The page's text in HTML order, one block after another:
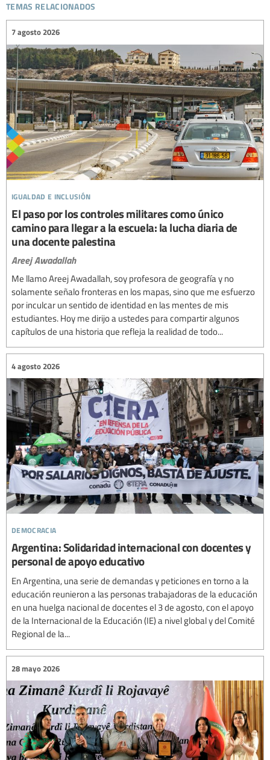
temas relacionados
igualdad e inclusión
7 agosto 2026
El paso por los controles militares como único
camino para llegar a la escuela: la lucha diaria de
una docente palestina
Areej Awadallah
Me llamo Areej Awadallah, soy profesora de geografía y no
solamente señalo fronteras en los mapas, sino que me esfuerzo
por inculcar un sentido de identidad en las mentes de mis
estudiantes. Hoy me dirijo a ustedes para compartir algunos
capítulos de una historia que refleja la realidad de todo...
democracia
4 agosto 2026
Argentina: Solidaridad internacional con docentes y
personal de apoyo educativo
En Argentina, una serie de demandas y peticiones en torno a la
educación reunieron a las personas trabajadoras de la educación
en una huelga nacional de docentes el 3 de agosto, con el apoyo
de la Internacional de la Educación (IE) a nivel global y del Comité
Regional de la...
28 mayo 2026